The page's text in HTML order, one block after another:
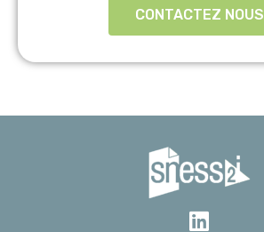
CONTACTEZ NOUS